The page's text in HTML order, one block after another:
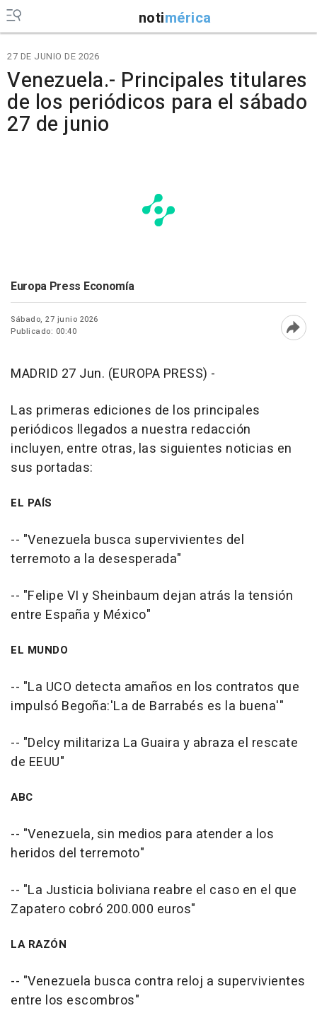
notimérica
27 DE JUNIO DE 2026
Venezuela.- Principales titulares
de los periódicos para el sábado
27 de junio
Europa Press Economía
Sábado, 27 junio 2026
Publicado: 00:40
MADRID 27 Jun. (EUROPA PRESS) -
Las primeras ediciones de los principales
periódicos llegados a nuestra redacción
incluyen, entre otras, las siguientes noticias en
sus portadas:
EL PAÍS
-- "Venezuela busca supervivientes del
terremoto a la desesperada"
-- "Felipe VI y Sheinbaum dejan atrás la tensión
entre España y México"
EL MUNDO
-- "La UCO detecta amaños en los contratos que
impulsó Begoña:'La de Barrabés es la buena'"
-- "Delcy militariza La Guaira y abraza el rescate
de EEUU"
ABC
-- "Venezuela, sin medios para atender a los
heridos del terremoto"
-- "La Justicia boliviana reabre el caso en el que
Zapatero cobró 200.000 euros"
LA RAZÓN
-- "Venezuela busca contra reloj a supervivientes
entre los escombros"